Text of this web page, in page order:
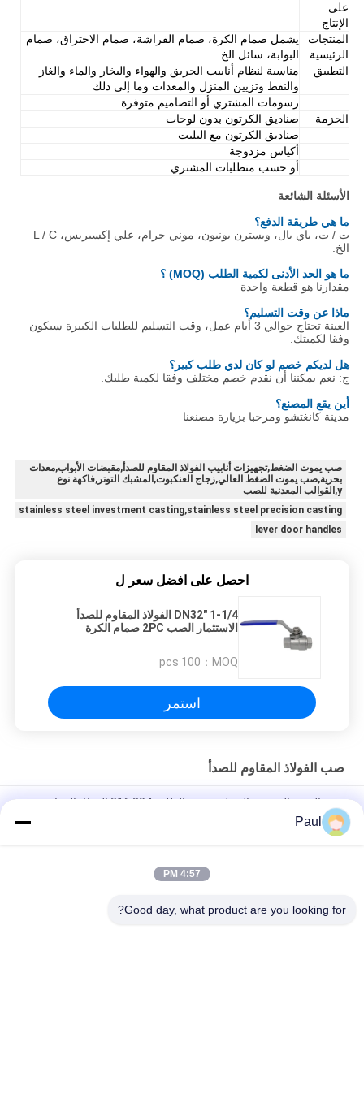
على
الإنتاج
المنتجات
الرئيسية
يشمل صمام الكرة، صمام الفراشة، صمام الاختراق، صمام
البوابة، سائل الخ.
التطبيق
مناسبة لنظام أنابيب الحريق والهواء والبخار والماء والغاز
والنفط وتزيين المنزل والمعدات وما إلى ذلك
رسومات المشتري أو التصاميم متوفرة
الحزمة
صناديق الكرتون بدون لوحات
صناديق الكرتون مع البليت
أكياس مزدوجة
أو حسب متطلبات المشتري
الأسئلة الشائعة
ما هي طريقة الدفع؟
ت / ت، باي بال، ويسترن يونيون، موني جرام، علي إكسبريس، L / C
الخ.
ما هو الحد الأدنى لكمية الطلب (MOQ) ؟
مقدارنا هو قطعة واحدة
ماذا عن وقت التسليم؟
العينة تحتاج حوالي 3 أيام عمل، وقت التسليم للطلبات الكبيرة سيكون
وفقا لكميتك.
هل لديكم خصم لو كان لدي طلب كبير؟
ج: نعم يمكننا أن نقدم خصم مختلف وفقا لكمية طلبك.
أين يقع المصنع؟
مدينة كانغتشو ومرحبا بزيارة مصنعنا
صب يموت الضغط,تجهيزات أنابيب الفولاذ المقاوم للصدأ,مقبضات الأبواب,معدات
بحرية,صب يموت الضغط العالي,زجاج العنكبوت,المشبك التوتر,فاكهة نوع
y,القوالب المعدنية للصب
stainless steel investment casting,stainless steel precision casting
lever door handles
احصل على افضل سعر ل
1-1/4 "DN32 الفولاذ المقاوم للصدأ
الاستثمار الصب 2PC صمام الكرة
MOQ：
100 pcs
استمر
صب الفولاذ المقاوم للصدأ
صب الشمع المفقود بالجملة حسب الطلب 304 316 الفولاذ المقاوم
للصدأ قطع صب الاستثمار المعدني
صب الاستثمار من الفولاذ المقاوم للصدأ بدقة عالية
ملحقات وقطع غيار معدات الصب الاستثماري بالفولاذ المقاوم للصدأ
Paul
4:57 PM
Good day, what product are you looking for?